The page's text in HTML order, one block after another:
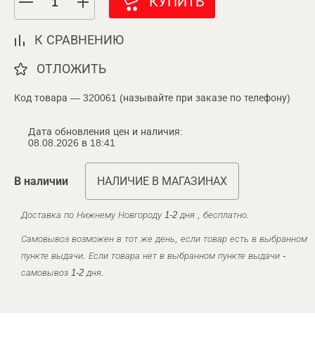
К СРАВНЕНИЮ
ОТЛОЖИТЬ
Код товара — 320061 (называйте при заказе по телефону)
Дата обновления цен и наличия:
08.08.2026 в 18:41
В наличии НАЛИЧИЕ В МАГАЗИНАХ
Доставка по Нижнему Новгороду 1-2 дня , бесплатно.
Самовывоз возможен в тот же день, если товар есть в выбранном
пункте выдачи. Если товара нет в выбранном пункте выдачи -
самовывоз 1-2 дня.